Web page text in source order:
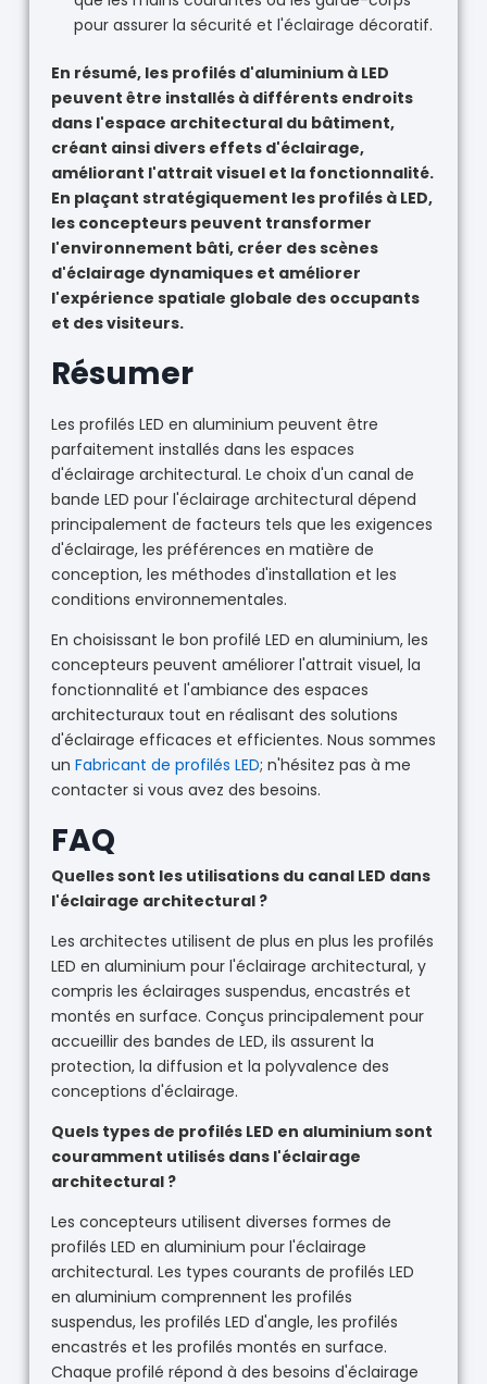
pour assurer la sécurité et l'éclairage décoratif.
En résumé, les profilés d'aluminium à LED
peuvent être installés à différents endroits
dans l'espace architectural du bâtiment,
créant ainsi divers effets d'éclairage,
améliorant l'attrait visuel et la fonctionnalité.
En plaçant stratégiquement les profilés à LED,
les concepteurs peuvent transformer
l'environnement bâti, créer des scènes
d'éclairage dynamiques et améliorer
l'expérience spatiale globale des occupants
et des visiteurs.
Résumer
Les profilés LED en aluminium peuvent être
parfaitement installés dans les espaces
d'éclairage architectural. Le choix d'un canal de
bande LED pour l'éclairage architectural dépend
principalement de facteurs tels que les exigences
d'éclairage, les préférences en matière de
conception, les méthodes d'installation et les
conditions environnementales.
En choisissant le bon profilé LED en aluminium, les
concepteurs peuvent améliorer l'attrait visuel, la
fonctionnalité et l'ambiance des espaces
architecturaux tout en réalisant des solutions
d'éclairage efficaces et efficientes. Nous sommes
un Fabricant de profilés LED; n'hésitez pas à me
contacter si vous avez des besoins.
FAQ
Quelles sont les utilisations du canal LED dans
l'éclairage architectural ?
Les architectes utilisent de plus en plus les profilés
LED en aluminium pour l'éclairage architectural, y
compris les éclairages suspendus, encastrés et
montés en surface. Conçus principalement pour
accueillir des bandes de LED, ils assurent la
protection, la diffusion et la polyvalence des
conceptions d'éclairage.
Quels types de profilés LED en aluminium sont
couramment utilisés dans l'éclairage
architectural ?
Les concepteurs utilisent diverses formes de
profilés LED en aluminium pour l'éclairage
architectural. Les types courants de profilés LED
en aluminium comprennent les profilés
suspendus, les profilés LED d'angle, les profilés
encastrés et les profilés montés en surface.
Chaque profilé répond à des besoins d'éclairage